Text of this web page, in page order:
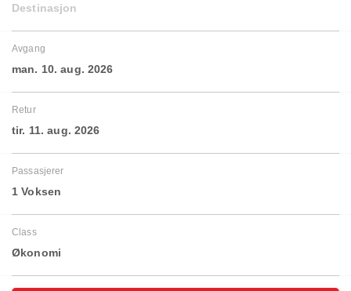
Destinasjon
Avgang
man. 10. aug. 2026
Retur
tir. 11. aug. 2026
Passasjerer
1 Voksen
Class
Økonomi